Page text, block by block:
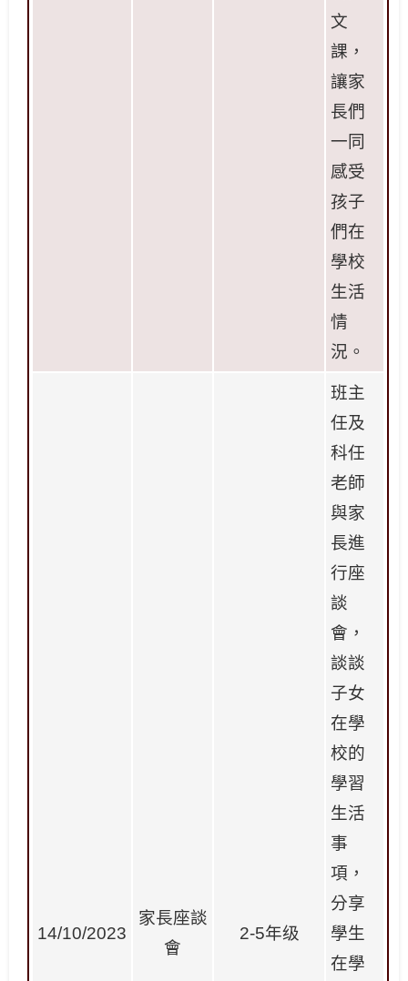
文
課，
讓家
長們
一同
感受
孩子
們在
學校
生活
情
況。
14/10/2023
家長座談
會
2-5年级
班主
任及
科任
老師
與家
長進
行座
談
會，
談談
子女
在學
校的
學習
生活
事
項，
分享
學生
在學